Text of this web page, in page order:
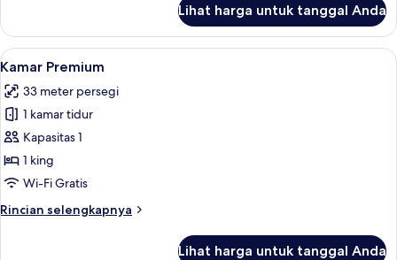
Suite,
kamar
Lihat harga untuk tanggal Anda
Lihat
semua
foto
untuk
Kamar
Premium
Seprai premium, selimut bulu angsa,
5
Kamar Premium
33 meter persegi
1 kamar tidur
Kapasitas 1
1 king
Wi-Fi Gratis
Rincian selengkapnya
Rincian
Lihat harga untuk tanggal Anda